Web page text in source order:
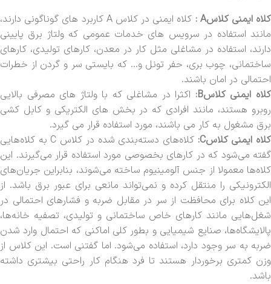
کلاه ایمنی کلاسA :
کلاه ایمنی در کلاس A کاربرد های گوناگونی دارند،
مانند استفاده در سرویس های خدمات عمومی که ولتاژ برق پایینی
دارند، استفاده در مشاغلی مثل کار در معدن، کارهای تولیدی، کارهای
ساختمانی، چوب بری، حفر تونل و… که بایستی سر و گردن از خطرات
احتمالی در امان باشند.
کلاه ایمنی کلاسB:
اکثرا در مشاغلی که با ولتاژ های مصرفی بالایی
روبرو هستند، مانند افرادی که در بخش های الکتریکی و کابل کشی
برق مشغول به کار می باشند، مورد استفاده قرار می گیرد.
کلاه ایمنی کلاسC:
کلاه‌های دسته‌بندی شده در کلاس C به کلاه‌هایی
گفته می‌شود که در کارهای بخصوصی مورد استفاده قرار می‌گیرند. این
کلاه‌ها معمولا از جنس آلومینیوم ساخته می‌شوند، بنابراین جریان‌های
الکترونیکی را منتقل کرده و نمی‌تواند مانعی برای عبور برق باشد. از
این کلاه برای محافظت از سر در مقابل ضربه و فشارهای احتمالی در
شغل‌هایی مانند کارهای خاص ساختمانی و تولیدی، تصفیه خانه‌ها،
پالایشگاه‌ها، صنایع شیمیایی و بطور کلی اماکنی که احتمال وارد شدن
ضربه به سر وجود دارد، استفاده می‌شود. اما گفتنی است. این کلاس از
وزن کمتری برخوردار هستند تا فرد هنگام کار راحتی بیشتری داشته
باشد.